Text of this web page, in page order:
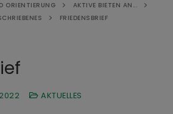
ORIENTIERUNG
AKTIVE BIETEN AN...
FRIEDENSBRIEF
AKTUELLES